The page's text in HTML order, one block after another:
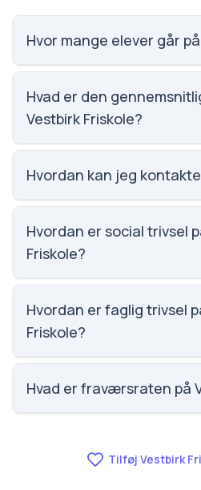
Hvor mange elever går
Vestbirk Friskole har 79
nummer 1990 ud af 3143
Hvad er den
Vestbirk Friskole?
Vi har ikke data om
Vestbirk Friskole.
Hvordan kan jeg
Email: info@vestbirk-
Adresse: Vestbirk Friskole
Østbirk. Skoleleder: Karsten
Hvordan er social trivsel
Friskole?
Vi har ikke data om social
Hvordan er faglig trivsel
Friskole?
Vi har ikke data om faglig
Hvad er fraværsraten på
Tilføj Vestbirk